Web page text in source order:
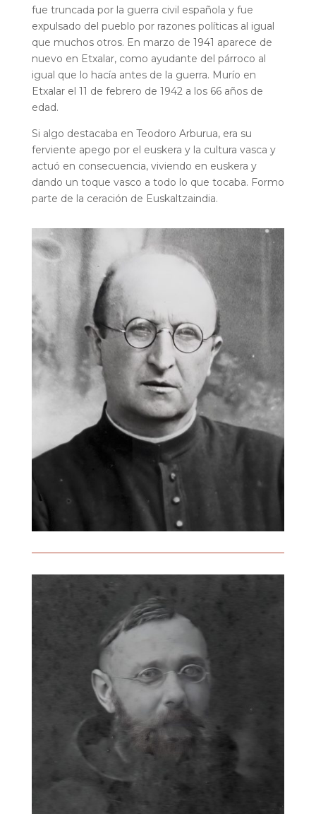
fue truncada por la guerra civil española y fue
expulsado del pueblo por razones políticas al igual
que muchos otros. En marzo de 1941 aparece de
nuevo en Etxalar, como ayudante del párroco al
igual que lo hacía antes de la guerra. Murío en
Etxalar el 11 de febrero de 1942 a los 66 años de
edad.
Si algo destacaba en Teodoro Arburua, era su
ferviente apego por el euskera y la cultura vasca y
actuó en consecuencia, viviendo en euskera y
dando un toque vasco a todo lo que tocaba. Formo
parte de la ceración de Euskaltzaindia.